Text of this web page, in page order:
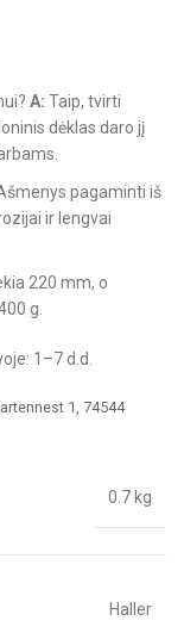
A: Taip, tvirti
dėklas daro jį
pagaminti iš
ir lengvai
220 mm, o
g.
1–7 d.d.
1, 74544
0.7 kg
Haller